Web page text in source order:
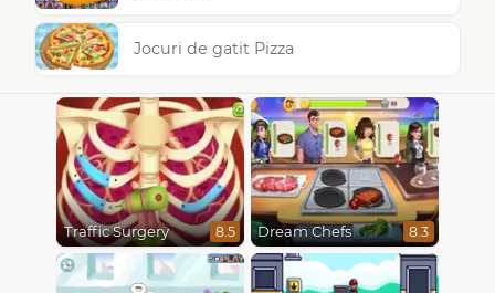
Jocuri de gatit Pizza
Traffic Surgery 8.5 Dream Chefs 8.3